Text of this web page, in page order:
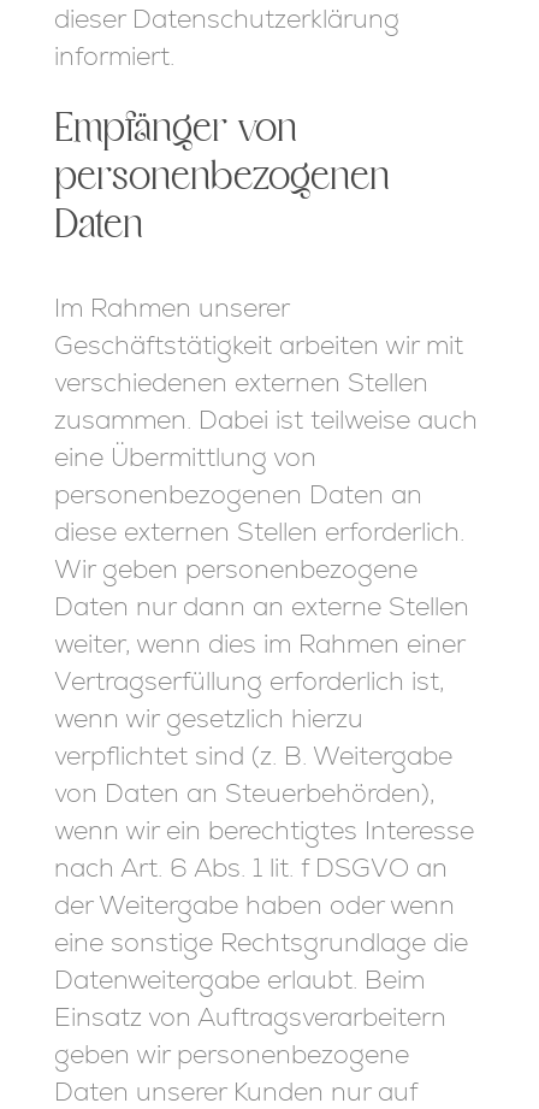
dieser Datenschutzerklärung
informiert.
Empfänger von
personenbezogenen
Daten
Im Rahmen unserer
Geschäftstätigkeit arbeiten wir mit
verschiedenen externen Stellen
zusammen. Dabei ist teilweise auch
eine Übermittlung von
personenbezogenen Daten an
diese externen Stellen erforderlich.
Wir geben personenbezogene
Daten nur dann an externe Stellen
weiter, wenn dies im Rahmen einer
Vertragserfüllung erforderlich ist,
wenn wir gesetzlich hierzu
verpflichtet sind (z. B. Weitergabe
von Daten an Steuerbehörden),
wenn wir ein berechtigtes Interesse
nach Art. 6 Abs. 1 lit. f DSGVO an
der Weitergabe haben oder wenn
eine sonstige Rechtsgrundlage die
Datenweitergabe erlaubt. Beim
Einsatz von Auftragsverarbeitern
geben wir personenbezogene
Daten unserer Kunden nur auf